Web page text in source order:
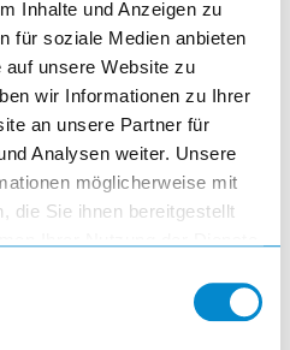
Inhalte und Anzeigen zu
für soziale Medien anbieten
unsere Website zu
wir Informationen zu Ihrer
an unsere Partner für
Analysen weiter. Unsere
möglicherweise mit
die Sie ihnen bereitgestellt